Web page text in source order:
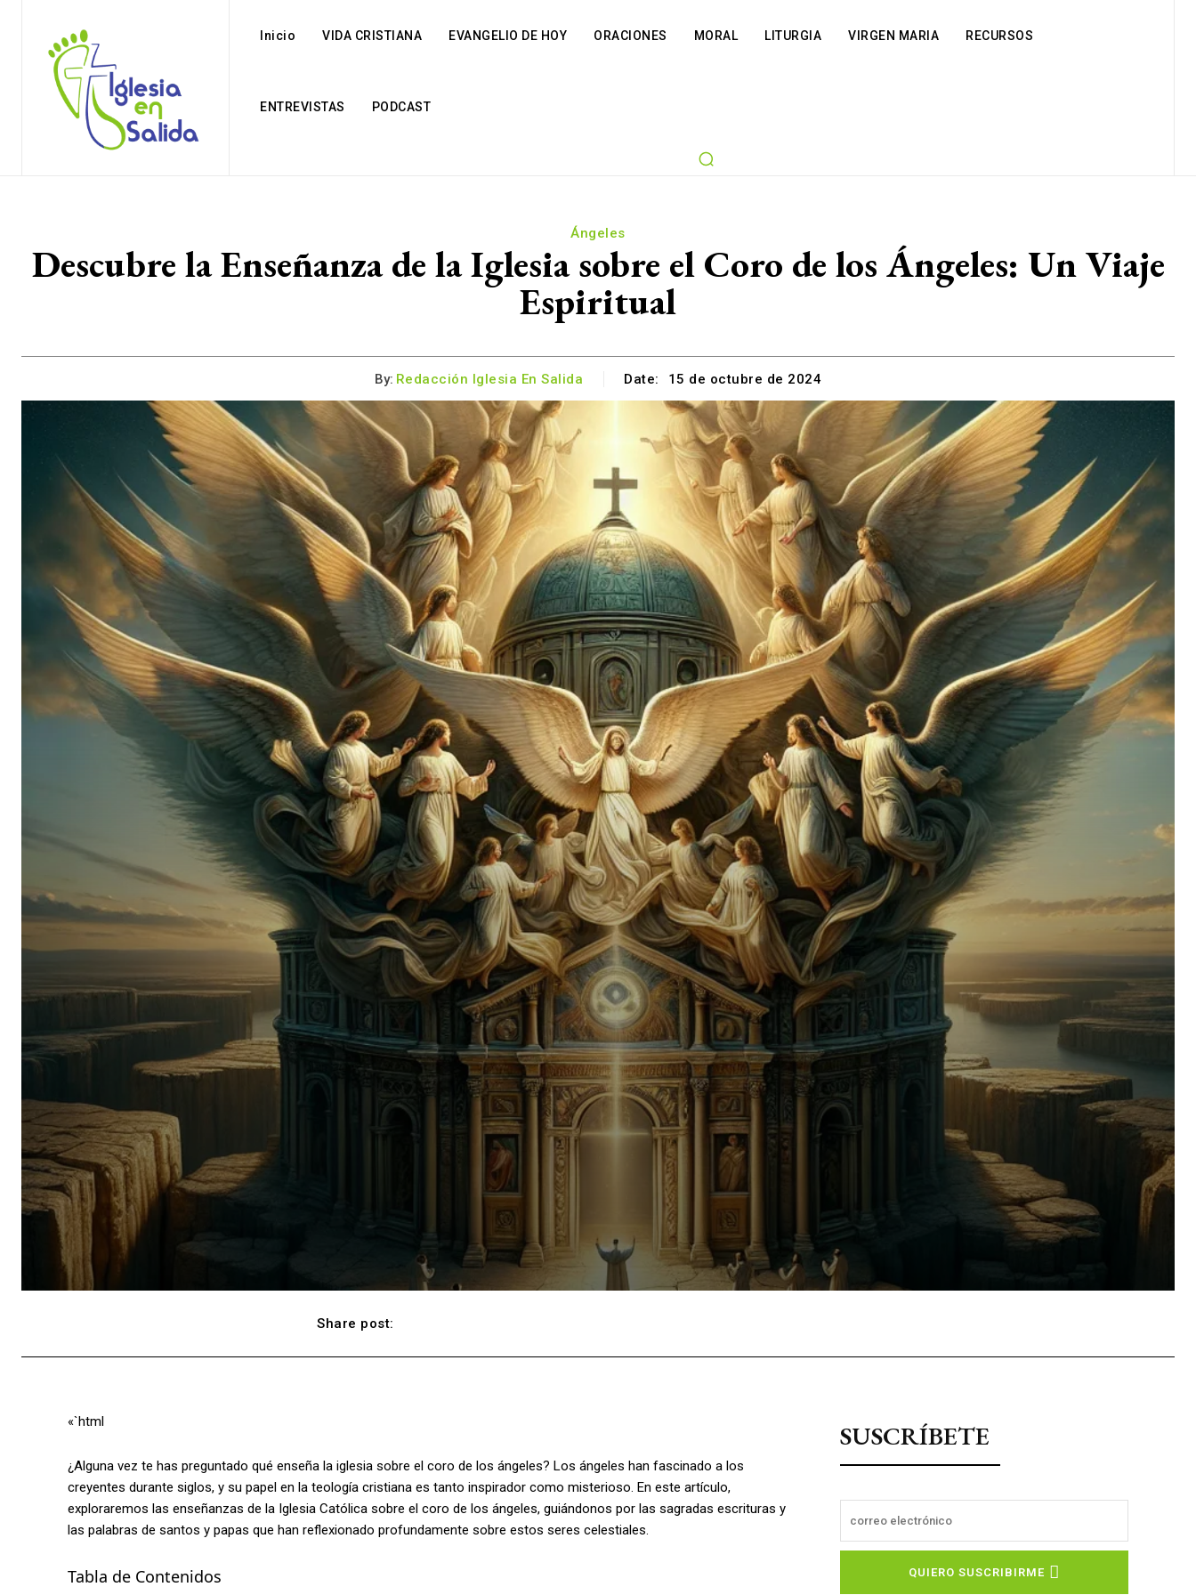
Inicio VIDA CRISTIANA EVANGELIO DE HOY ORACIONES MORAL LITURGIA VIRGEN MARIA RECURSOS
ENTREVISTAS PODCAST
Ángeles
Descubre la Enseñanza de la Iglesia sobre el Coro de los Ángeles: Un Viaje
Espiritual
By: Redacción Iglesia En Salida Date: 15 de octubre de 2024
Share post:
«`html
¿Alguna vez te has preguntado qué enseña la iglesia sobre el coro de los ángeles? Los ángeles han fascinado a los
creyentes durante siglos, y su papel en la teología cristiana es tanto inspirador como misterioso. En este artículo,
exploraremos las enseñanzas de la Iglesia Católica sobre el coro de los ángeles, guiándonos por las sagradas escrituras y
las palabras de santos y papas que han reflexionado profundamente sobre estos seres celestiales.
Tabla de Contenidos
SUSCRÍBETE
QUIERO SUSCRIBIRME